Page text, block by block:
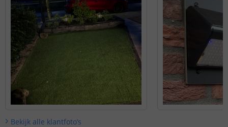
Bekijk alle klantfoto’s